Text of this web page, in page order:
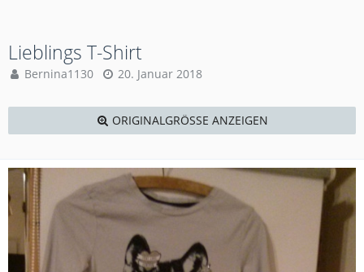
Lieblings T-Shirt
Bernina1130 20. Januar 2018
ORIGINALGRÖSSE ANZEIGEN